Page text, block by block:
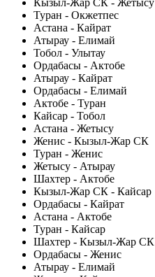
Кызыл-Жар СК - Жетысу
Туран - Окжетпес
Астана - Кайрат
Атырау - Елимай
Тобол - Улытау
Ордабасы - Актобе
Атырау - Кайрат
Ордабасы - Елимай
Актобе - Туран
Кайсар - Тобол
Астана - Жетысу
Женис - Кызыл-Жар СК
Туран - Женис
Жетысу - Атырау
Шахтер - Актобе
Кызыл-Жар СК - Кайсар
Ордабасы - Кайрат
Астана - Актобе
Туран - Кайсар
Шахтер - Кызыл-Жар СК
Ордабасы - Женис
Атырау - Елимай